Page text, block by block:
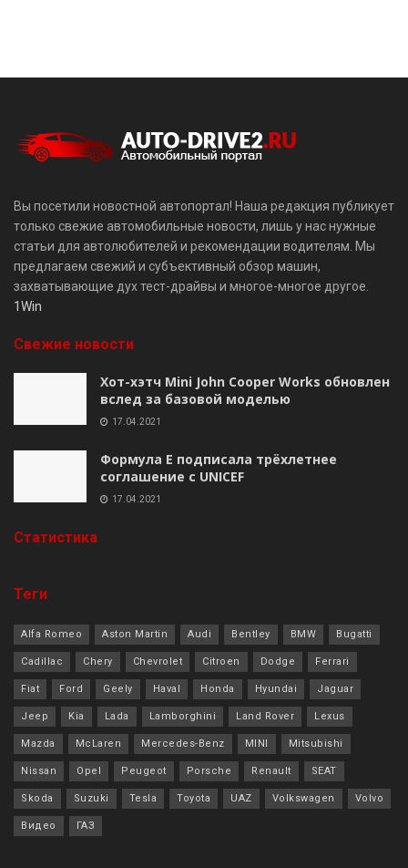
Вы посетили новостной автопортал! Наша редакция публикует
только свежие автомобильные новости, лишь у нас нужные
статьи для автолюбителей и рекомендации водителям. Мы
предлагаем свежий и субъективный обзор машин,
захватывающие дух тест-драйвы и многое-многое другое.
1Win
Свежие новости
Хот-хэтч Mini John Cooper Works обновлен
вслед за базовой моделью
17.04.2021
Формула E подписала трёхлетнее
соглашение с UNICEF
17.04.2021
Cтатистика
Теги
Alfa Romeo Aston Martin Audi Bentley BMW Bugatti
Cadillac Chery Chevrolet Citroen Dodge Ferrari
Fiat Ford Geely Haval Honda Hyundai Jaguar
Jeep Kia Lada Lamborghini Land Rover Lexus
Mazda McLaren Mercedes-Benz MINI Mitsubishi
Nissan Opel Peugeot Porsche Renault SEAT
Skoda Suzuki Tesla Toyota UAZ Volkswagen Volvo
Видео ГАЗ